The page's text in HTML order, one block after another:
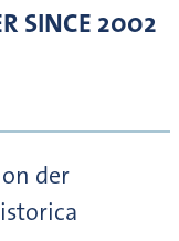
SINCE 2002
der